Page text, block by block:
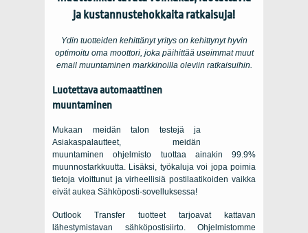
ja kustannustehokkaita ratkaisuja!
Ydin tuotteiden kehittänyt yritys on kehittynyt hyvin
optimoitu oma moottori, joka päihittää useimmat muut
email muuntaminen markkinoilla oleviin ratkaisuihin.
Luotettava automaattinen
muuntaminen
Mukaan meidän talon testejä ja
Asiakaspalautteet, meidän
muuntaminen ohjelmisto tuottaa ainakin 99.9%
muunnostarkkuutta. Lisäksi, työkaluja voi jopa poimia
tietoja vioittunut ja virheellisiä postilaatikoiden vaikka
eivät aukea Sähköposti-sovelluksessa!
Outlook Transfer tuotteet tarjoavat kattavan
lähestymistavan sähköpostisiirto. Ohjelmistomme